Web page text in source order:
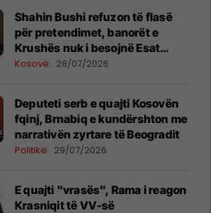
Shahin Bushi refuzon të flasë
për pretendimet, banorët e
Krushës nuk i besojnë Esat
Shalës
Kosovë 28/07/2026
Deputeti serb e quajti Kosovën
fqinj, Brnabiq e kundërshton me
narrativën zyrtare të Beogradit
Politikë 29/07/2026
E quajti "vrasës", Rama i reagon
Krasniqit të VV-së